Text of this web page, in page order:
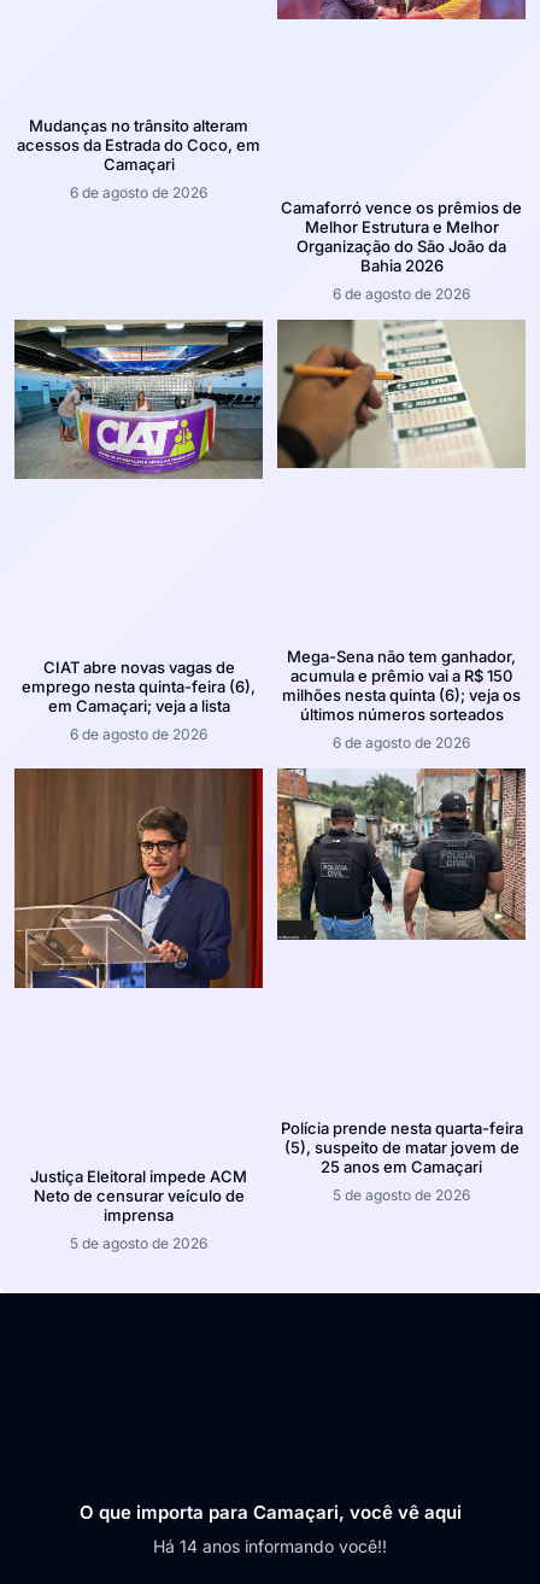
Mudanças no trânsito alteram
acessos da Estrada do Coco, em
Camaçari
6 de agosto de 2026
Camaforró vence os prêmios de
Melhor Estrutura e Melhor
Organização do São João da
Bahia 2026
6 de agosto de 2026
CIAT abre novas vagas de
emprego nesta quinta-feira (6),
em Camaçari; veja a lista
6 de agosto de 2026
Mega-Sena não tem ganhador,
acumula e prêmio vai a R$ 150
milhões nesta quinta (6); veja os
últimos números sorteados
6 de agosto de 2026
Justiça Eleitoral impede ACM
Neto de censurar veículo de
imprensa
5 de agosto de 2026
Polícia prende nesta quarta-feira
(5), suspeito de matar jovem de
25 anos em Camaçari
5 de agosto de 2026
O que importa para Camaçari, você vê aqui
Há 14 anos informando você!!